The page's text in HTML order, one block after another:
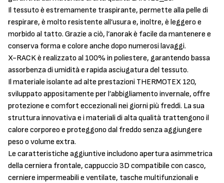
Il tessuto è estremamente traspirante, permette alla pelle di
respirare, è molto resistente all’usura e, inoltre, è leggero e
morbido al tatto. Grazie a ciò, l’anorak è facile da mantenere e
conserva forma e colore anche dopo numerosi lavaggi.
X-RACK è realizzato al 100% in poliestere, garantendo bassa
assorbenza di umidità e rapida asciugatura del tessuto.
Il materiale isolante ad alte prestazioni THERMOTEX 120,
sviluppato appositamente per l’abbigliamento invernale, offre
protezione e comfort eccezionali nei giorni più freddi. La sua
struttura innovativa e i materiali di alta qualità trattengono il
calore corporeo e proteggono dal freddo senza aggiungere
peso o volume extra.
Le caratteristiche aggiuntive includono apertura asimmetrica
della cerniera frontale, cappuccio 3D compatibile con casco,
cerniere impermeabili e ventilate, tasche multifunzionali e